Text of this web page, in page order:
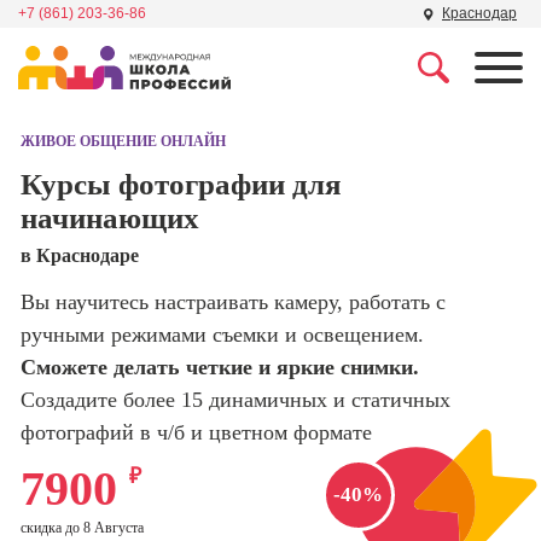
+7 (861) 203-36-86 Краснодар
Школа дизайна
Школа нейросетей и
Школа психологии
Школа актерского
мастерства
Школа бизнеса и
управления
сайтов)
Профессия
Интернет-
Профессия
Менеджер по
маркетингу в
социальных
сетях (SMM-
ЖИВОЕ ОБЩЕНИЕ ОНЛАЙН
Курсы фотографии для
начинающих
в Краснодаре
Вы научитесь настраивать камеру, работать с
ручными режимами съемки и освещением.
Сможете делать четкие и яркие снимки.
Создадите более 15 динамичных и статичных
фотографий в ч/б и цветном формате
-40%
7900 ₽
скидка до 8 Августа